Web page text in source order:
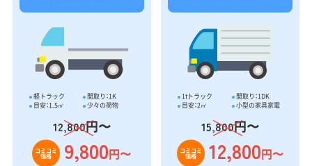
軽トラック
間取り：1K
目安：1.5㎥
少々の荷物
12,800円〜
コミコミ
価格 9,800円〜
1tトラック
間取り：1DK
目安：2㎥
小型の家具家電
15,800円〜
コミコミ
価格 12,800円〜